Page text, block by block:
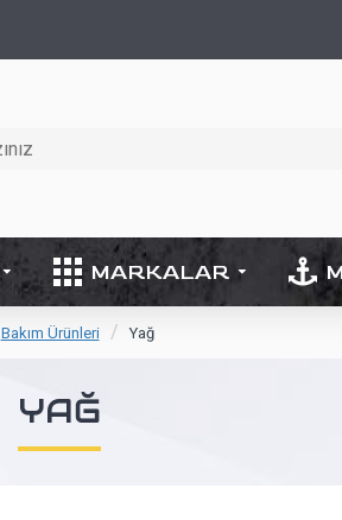
MARKALAR
Bakım Ürünleri Yağ
YAĞ